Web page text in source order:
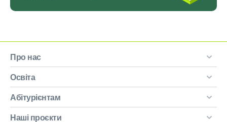
Про нас
Освіта
Абітурієнтам
Наші проєкти